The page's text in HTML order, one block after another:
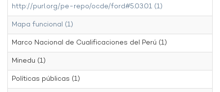
http://purl.org/pe-repo/ocde/ford#5.03.01 (1)
Mapa funcional (1)
Marco Nacional de Cualificaciones del Perú (1)
Minedu (1)
Políticas públicas (1)